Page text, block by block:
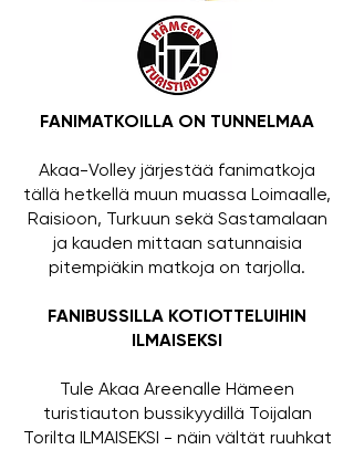
FANIMATKOILLA ON TUNNELMAA
Akaa-Volley järjestää fanimatkoja
tällä hetkellä muun muassa Loimaalle,
Raisioon, Turkuun sekä Sastamalaan
ja kauden mittaan satunnaisia
pitempiäkin matkoja on tarjolla.
FANIBUSSILLA KOTIOTTELUIHIN
ILMAISEKSI
Tule Akaa Areenalle Hämeen
turistiauton bussikyydillä Toijalan
Torilta ILMAISEKSI - näin vältät ruuhkat